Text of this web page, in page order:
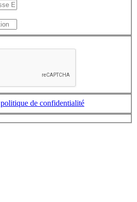
politique de confidentialité